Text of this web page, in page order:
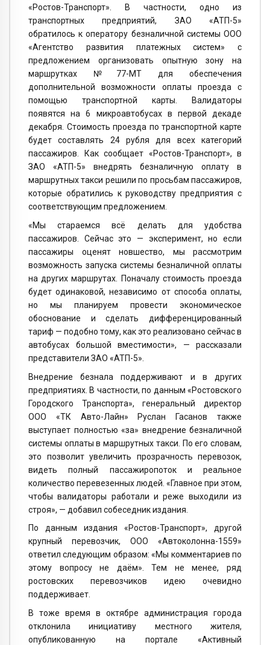
«Ростов-Транспорт». В частности, одно из
транспортных предприятий, ЗАО «АТП-5»
обратилось к оператору безналичной системы ООО
«Агентство развития платежных систем» с
предложением организовать опытную зону на
маршрутках №77-МТ для обеспечения
дополнительной возможности оплаты проезда с
помощью транспортной карты. Валидаторы
появятся на 6 микроавтобусах в первой декаде
декабря. Стоимость проезда по транспортной карте
будет составлять 24 рубля для всех категорий
пассажиров. Как сообщает «Ростов-Транспорт», в
ЗАО «АТП-5» внедрять безналичную оплату в
маршрутных такси решили по просьбам пассажиров,
которые обратились к руководству предприятия с
соответствующим предложением.
«Мы стараемся всё делать для удобства
пассажиров. Сейчас это — эксперимент, но если
пассажиры оценят новшество, мы рассмотрим
возможность запуска системы безналичной оплаты
на других маршрутах. Поначалу стоимость проезда
будет одинаковой, независимо от способа оплаты,
но мы планируем провести экономическое
обоснование и сделать дифференцированный
тариф — подобно тому, как это реализовано сейчас в
автобусах большой вместимости», — рассказали
представители ЗАО «АТП-5».
Внедрение безнала поддерживают и в других
предприятиях. В частности, по данным «Ростовского
Городского Транспорта», генеральный директор
ООО «ТК Авто-Лайн» Руслан Гасанов также
выступает полностью «за» внедрение безналичной
системы оплаты в маршрутных такси. По его словам,
это позволит увеличить прозрачность перевозок,
видеть полный пассажиропоток и реальное
количество перевезенных людей. «Главное при этом,
чтобы валидаторы работали и реже выходили из
строя», — добавил собеседник издания.
По данным издания «Ростов-Транспорт», другой
крупный перевозчик, ООО «Автоколонна-1559»
ответил следующим образом: «Мы комментариев по
этому вопросу не даём». Тем не менее, ряд
ростовских перевозчиков идею очевидно
поддерживает.
В тоже время в октябре администрация города
отклонила инициативу местного жителя,
опубликованную на портале «Активный